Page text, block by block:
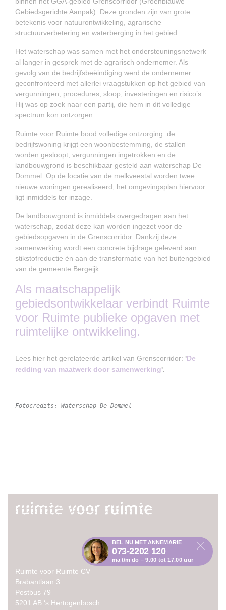
BEL NU MET ANNEMARIE
073-2202 120
ma t/m do – 9.00 tot 17.00 uur
Gebiedsgerichte Aanpak). Deze gronden zijn van grote
betekenis voor natuurontwikkeling, agrarische
structuurverbetering en waterberging in het gebied.
Het waterschap was samen met het ondersteuningsnetwerk
al langer in gesprek met de agrarisch ondernemer. Als
gevolg van de bedrijfsbeëindiging werd de ondernemer
geconfronteerd met allerlei vraagstukken op het gebied van
vergunningen, procedures, sloop, investeringen en risico’s.
Hij was op zoek naar een partij, die hem in dit volledige
spectrum kon ontzorgen.
Ruimte voor Ruimte bood volledige ontzorging: de
bedrijfswoning krijgt een woonbestemming, de stallen
worden gesloopt, vergunningen ingetrokken en de
landbouwgrond is beschikbaar gesteld aan waterschap De
Dommel. Op de locatie van de melkveestal worden twee
nieuwe woningen gerealiseerd; het omgevingsplan hiervoor
ligt inmiddels ter inzage.
De landbouwgrond is inmiddels overgedragen aan het
waterschap, zodat deze kan worden ingezet voor de
gebiedsopgaven in de Grenscorridor. Dankzij deze
samenwerking wordt een concrete bijdrage geleverd aan
stikstofreductie én aan de transformatie van het buitengebied
van de gemeente Bergeijk.
Als maatschappelijk
gebiedsontwikkelaar verbindt Ruimte
voor Ruimte publieke opgaven met
ruimtelijke ontwikkeling.
Lees hier het gerelateerde artikel van Grenscorridor: 'De
redding van maatwerk door samenwerking'.
Fotocredits: Waterschap De Dommel
Ruimte voor Ruimte CV
Brabantlaan 3
Postbus 79
5201 AB ‘s Hertogenbosch